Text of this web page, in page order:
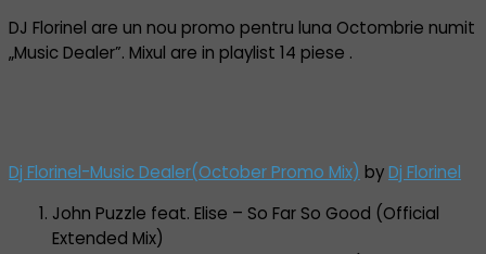
DJ Florinel are un nou promo pentru luna Octombrie numit
„Music Dealer”. Mixul are in playlist 14 piese .
Dj Florinel-Music Dealer(October Promo Mix) byDj Florinel
John Puzzle feat. Elise – So Far So Good (Official
Extended Mix)